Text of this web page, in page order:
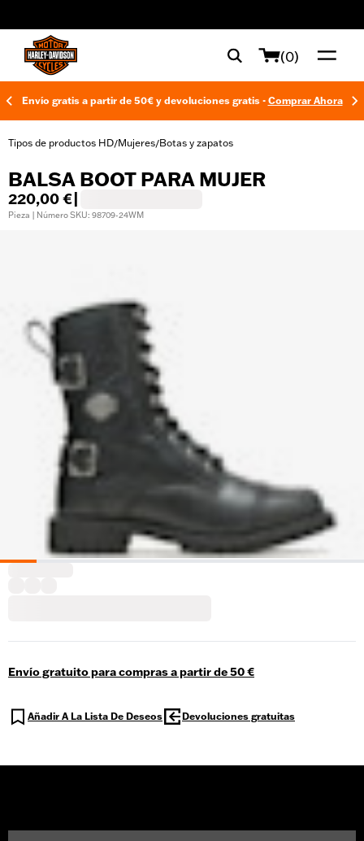
(0)
Envío gratis a partir de 50€ y devoluciones gratis - Comprar Ahora
Tipos de productos HD/Mujeres/Botas y zapatos
BALSA BOOT PARA MUJER
220,00 €
Pieza | Número SKU: 98709-24WM
Envío gratuito para compras a partir de 50 €
Añadir A La Lista De Deseos Devoluciones gratuitas